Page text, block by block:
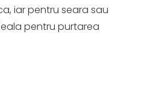
iar pentru seara sau
pentru purtarea